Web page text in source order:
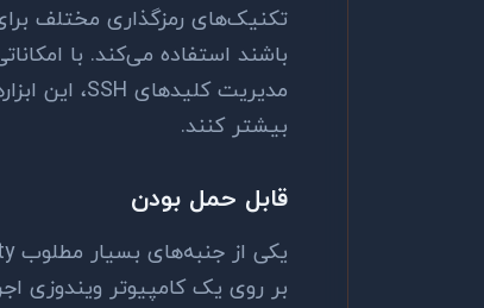
تکنیک‌های رمزگذاری مختلف
باشند استفاده می‌کند. با
مدیریت کلیدهای SSH، این
بیشتر کنند.
قابل حمل بودن
یکی از جنبه‌های بسیار مطلوب
بر روی یک کامپیوتر ویندوزی